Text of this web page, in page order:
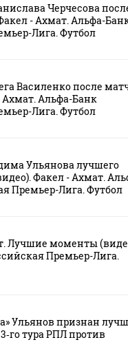
Черчесова
- Ахмат. Альфа-
Лига. Футбол
Василенко после
Ахмат. Альфа-Банк
Лига. Футбол
Ульянова лучшего
Факел - Ахмат.
Премьер-Лига. Футбол
Лучшие моменты
Премьер-Лига.
Ульянов признан
тура РПЛ против